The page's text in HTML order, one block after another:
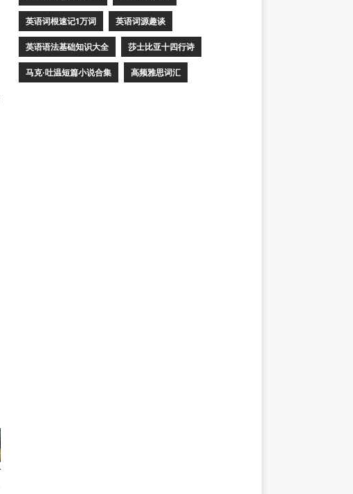
英语词根速记1万词 英语词源趣谈
英语语法基础知识大全 莎士比亚十四行诗
马克·吐温短篇小说合集 高频雅思词汇